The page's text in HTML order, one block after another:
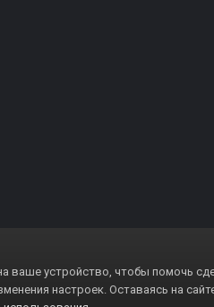
ваше устройство, чтобы помочь
настроек. Оставаясь на